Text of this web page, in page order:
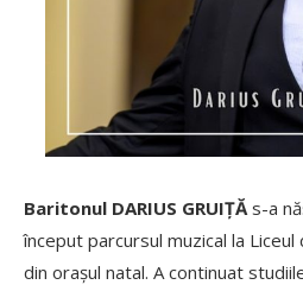
Baritonul DARIUS GRUIȚĂs-a
început parcursul muzical la Liceul
din orașul natal. A continuat